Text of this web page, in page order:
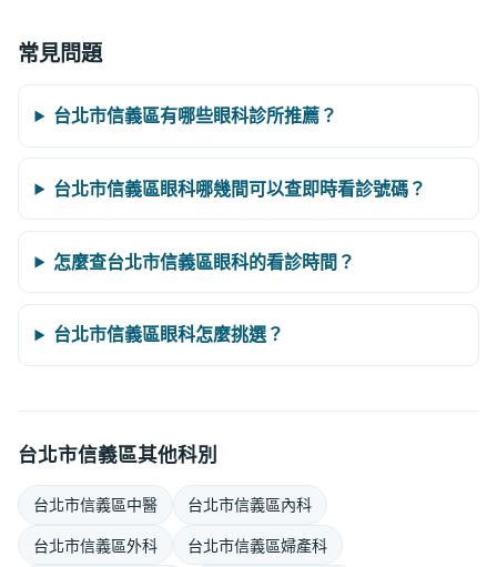
常見問題
台北市信義區有哪些眼科診所推薦？
台北市信義區眼科哪幾間可以查即時看診號碼？
怎麼查台北市信義區眼科的看診時間？
台北市信義區眼科怎麼挑選？
台北市信義區其他科別
台北市信義區中醫 台北市信義區內科
台北市信義區外科 台北市信義區婦產科